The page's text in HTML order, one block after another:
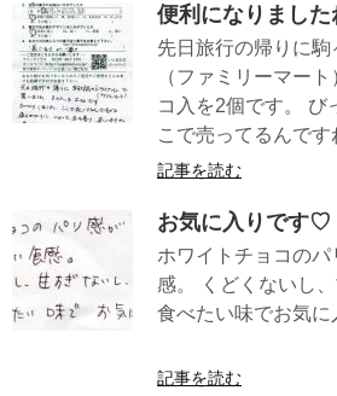
便利になりました
先日旅行の帰りに
（ファミリーマー
コ入を2個です。 び
こで売ってるんです
記事を読む
お気に入りです♡
ホワイトチョコの
感。 くどくないし
食べたい味でお気
記事を読む